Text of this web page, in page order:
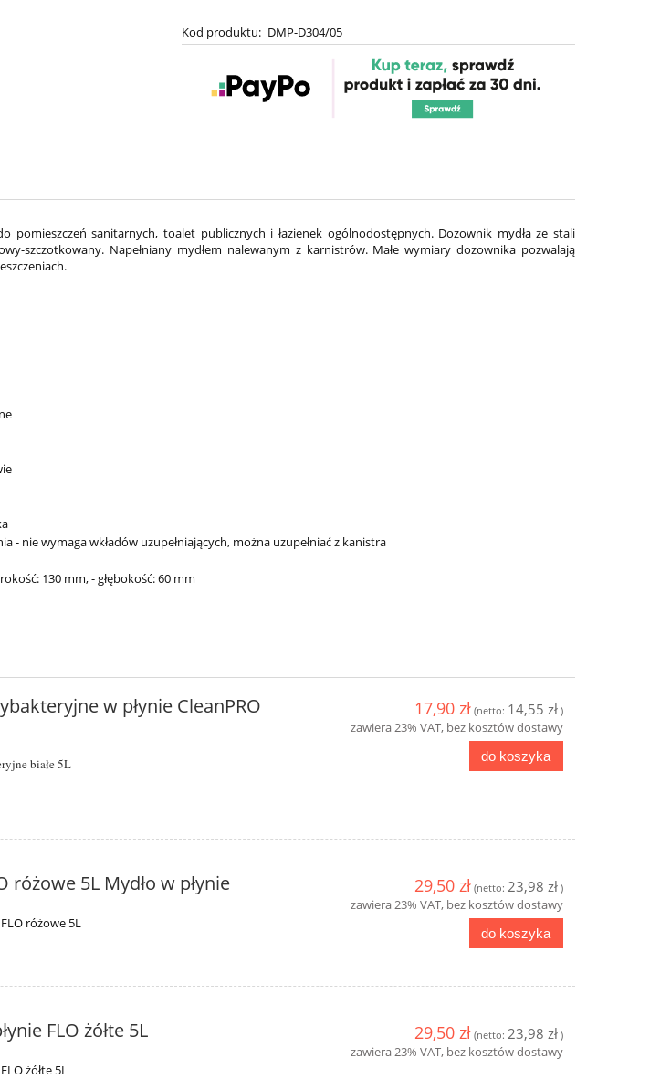
Kod produktu: DMP-D304/05
pomieszczeń sanitarnych, toalet publicznych i łazienek ogólnodostępnych. Dozownik mydła ze stali
szczotkowany. Napełniany mydłem nalewanym z karnistrów. Małe wymiary dozownika pozwalają
- nie wymaga wkładów uzupełniających, można uzupełniać z kanistra
130 mm, - głębokość: 60 mm
w płynie CleanPRO
białe 5L
17,90 zł (netto: 14,55 zł)
zawiera 23% VAT, bez kosztów dostawy
do koszyka
różowe 5L Mydło w płynie
różowe 5L
29,50 zł (netto: 23,98 zł)
zawiera 23% VAT, bez kosztów dostawy
do koszyka
FLO żółte 5L
żółte 5L
29,50 zł (netto: 23,98 zł)
zawiera 23% VAT, bez kosztów dostawy